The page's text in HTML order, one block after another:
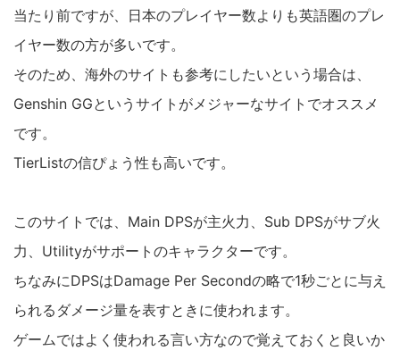
当たり前ですが、日本のプレイヤー数よりも英語圏のプレ
イヤー数の方が多いです。
そのため、海外のサイトも参考にしたいという場合は、
Genshin GGというサイトがメジャーなサイトでオススメ
です。
TierListの信ぴょう性も高いです。
このサイトでは、Main DPSが主火力、Sub DPSがサブ火
力、Utilityがサポートのキャラクターです。
ちなみにDPSはDamage Per Secondの略で1秒ごとに与え
られるダメージ量を表すときに使われます。
ゲームではよく使われる言い方なので覚えておくと良いか